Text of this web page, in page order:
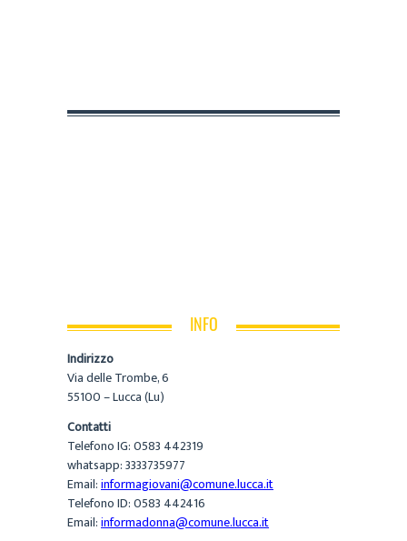
INFO
Indirizzo
Via delle Trombe, 6
55100 – Lucca (Lu)
Contatti
Telefono IG: 0583 442319
whatsapp: 3333735977
Email:informagiovani@comune.lucca.it
Telefono ID: 0583 442416
Email:informadonna@comune.lucca.it